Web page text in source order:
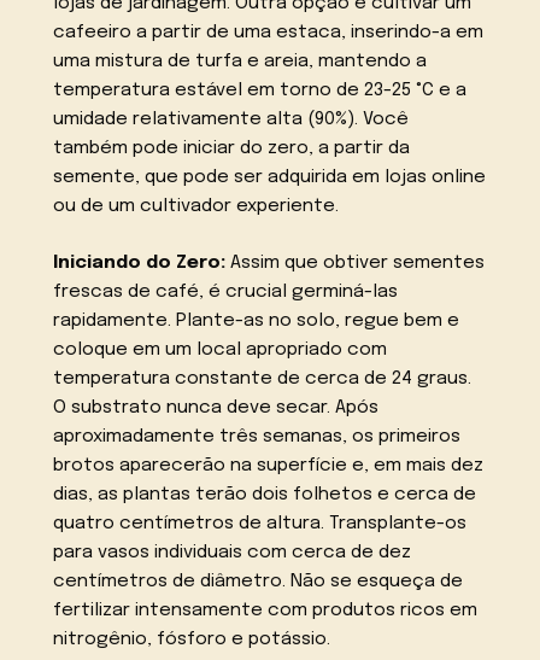
lojas de jardinagem. Outra opção é cultivar um
cafeeiro a partir de uma estaca, inserindo-a em
uma mistura de turfa e areia, mantendo a
temperatura estável em torno de 23-25 °C e a
umidade relativamente alta (90%). Você
também pode iniciar do zero, a partir da
semente, que pode ser adquirida em lojas online
ou de um cultivador experiente.
Iniciando do Zero: Assim que obtiver sementes
frescas de café, é crucial germiná-las
rapidamente. Plante-as no solo, regue bem e
coloque em um local apropriado com
temperatura constante de cerca de 24 graus.
O substrato nunca deve secar. Após
aproximadamente três semanas, os primeiros
brotos aparecerão na superfície e, em mais dez
dias, as plantas terão dois folhetos e cerca de
quatro centímetros de altura. Transplante-os
para vasos individuais com cerca de dez
centímetros de diâmetro. Não se esqueça de
fertilizar intensamente com produtos ricos em
nitrogênio, fósforo e potássio.